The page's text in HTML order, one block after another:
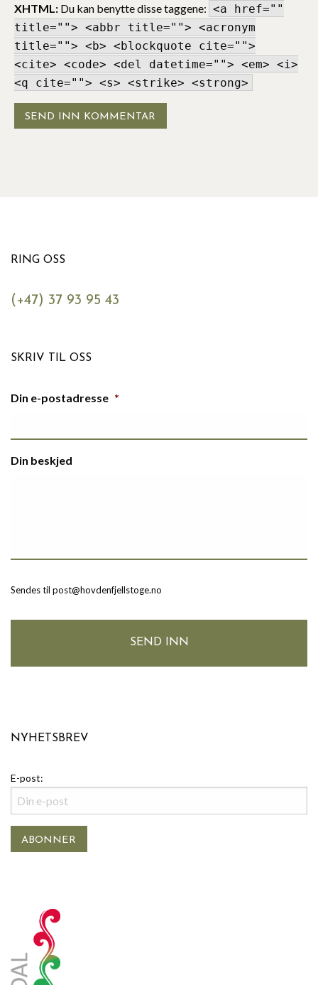
XHTML: Du kan benytte disse taggene: <a href=""
title=""> <abbr title=""> <acronym
title=""> <b> <blockquote cite="">
<cite> <code> <del datetime=""> <em> <i>
<q cite=""> <s> <strike> <strong>
RING OSS
(+47) 37 93 95 43
SKRIV TIL OSS
Din e-postadresse *
Din beskjed
Sendes til post@hovdenfjellstoge.no
NYHETSBREV
E-post: